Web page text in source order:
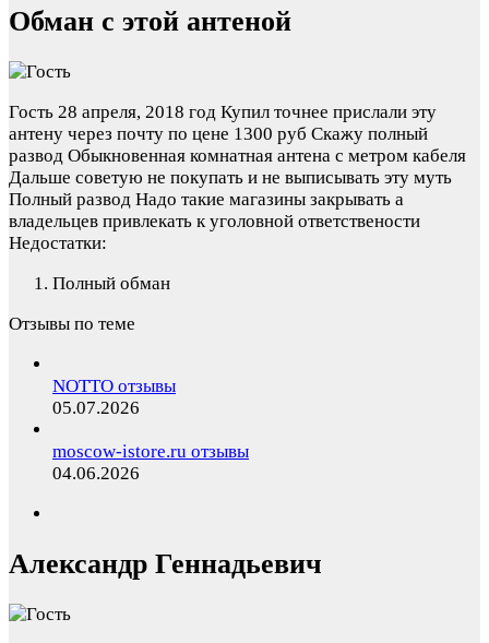
Обман с этой антеной
Гость 28 апреля, 2018 год Купил точнее прислали эту
антену через почту по цене 1300 руб Скажу полный
развод Обыкновенная комнатная антена с метром кабеля
Дальше советую не покупать и не выписывать эту муть
Полный развод Надо такие магазины закрывать а
владельцев привлекать к уголовной ответствености
Недостатки:
Полный обман
Отзывы по теме
NOTTO отзывы
05.07.2026
moscow-istore.ru отзывы
04.06.2026
Александр Геннадьевич